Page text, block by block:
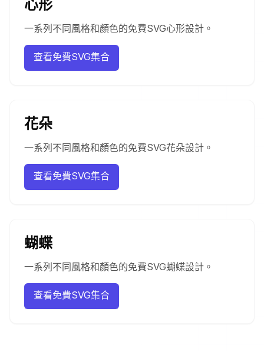
心形
一系列不同風格和顏色的免費SVG心形設計。
查看免費SVG集合
花朵
一系列不同風格和顏色的免費SVG花朵設計。
查看免費SVG集合
蝴蝶
一系列不同風格和顏色的免費SVG蝴蝶設計。
查看免費SVG集合